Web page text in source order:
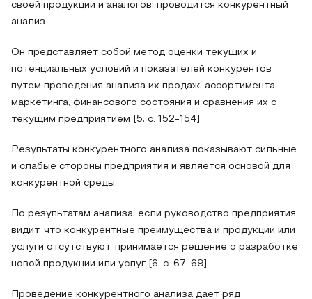
своей продукции и аналогов, проводится конкурентный
анализ
Он представляет собой метод оценки текущих и
потенциальных условий и показателей конкурентов
путем проведения анализа их продаж, ассортимента,
маркетинга, финансового состояния и сравнения их с
текущим предприятием [5, с. 152-154].
Результаты конкурентного анализа показывают сильные
и слабые стороны предприятия и является основой для
конкурентной среды.
По результатам анализа, если руководство предприятия
видит, что конкурентные преимущества и продукции или
услуги отсутствуют, принимается решение о разработке
новой продукции или услуг [6, с. 67-69].
Проведение конкурентного анализа дает ряд